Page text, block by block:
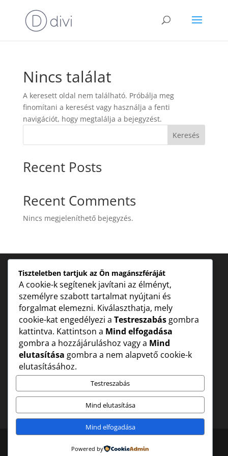
Nincs találat
A keresett oldal nem található. Próbálja meg
finomítani a keresést vagy használja a fenti
navigációt, hogy megtalálja a bejegyzést.
Keresés
Recent Posts
Recent Comments
Nincs megjeleníthető bejegyzés.
Archives
Nincs megjeleníthető archívum.
Categories
Nincs kategória
Tiszteletben tartjuk az Ön magánszféráját
A cookie-k segítenek javítani az élményt,
személyre szabott tartalmat nyújtani és
forgalmat elemezni. Kiválaszthatja, mely
cookie-kat engedélyezi a Testreszabás gombra
kattintva. Kattintson a Mind elfogadása
gombra a hozzájáruláshoz vagy a Mind
elutasítása gombra a nem alapvető cookie-k
elutasításához.
Testreszabás
Mind elutasítása
Mind elfogadása
Powered by